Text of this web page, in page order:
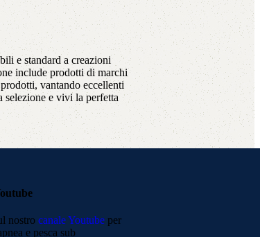
e standard a creazioni
include prodotti di marchi
vantando eccellenti
selezione e vivi la perfetta
nostro canale Youtube per
e pesca sub